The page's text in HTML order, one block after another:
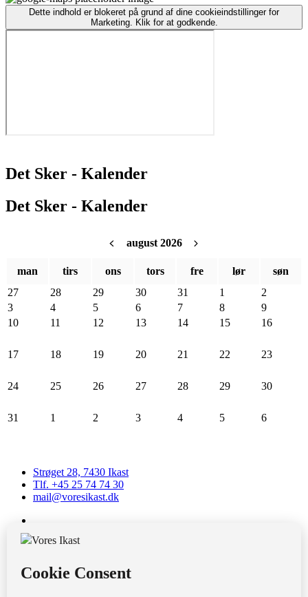
Dette indhold er blokeret på grund af dine cookieindstillinger for
Marketing. Klik for at godkende.
Det Sker - Kalender
Det Sker - Kalender
august 2026
man tirs ons tors fre lør
søn
27
28 29 30 31 1
2
3
4 5 6 7 8
9
10
11 12 13 14 15 16
17 18 19 20 21 22 23
24 25 26 27 28 29 30
31 1 2 3 4 5 6
Strøget 28, 7430 Ikast
Tlf. +45 25 74 74 30
mail@voresikast.dk
CVR: 28032854
Bank: 0871 0550401088